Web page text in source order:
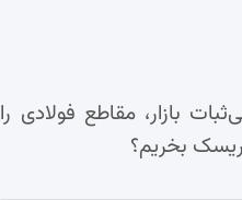
بازار، مقاطع فولادی را
بخریم؟